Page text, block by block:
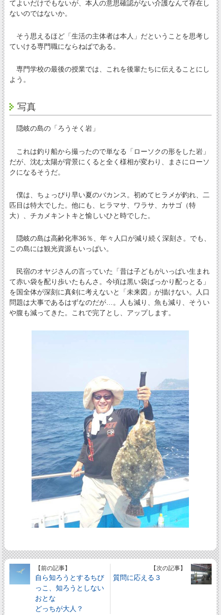
てよいだけでもないが、本人の意思確認がない介護なんて存在し
ないのではないか。
そう思えるほど「生活の主体者は本人」だということを思考し
ていける専門職にならねばである。
専門学校の最後の授業では、これを後輩たちに伝えることにし
よう。
写真
隠岐の島の「ろうそく岩」
これは釣り船から撮ったので単なる「ローソクの形をした岩」
だが、沈む太陽が背景にくると全く様相が変わり、まさにローソ
クになるそうだ。
僕は、ちょっぴり早い夏のバカンス。初めてヒラメが釣れ、二
匹目は特大でした。他にも、ヒラマサ、ワラサ、カサゴ（特
大）、チカメキントキと愉しいひと時でした。
隠岐の島は高齢化率36％、年々人口が減り続く深刻さ。でも、
この島には観光資源もいっぱい。
民宿のオヤジさんの言っていた「昔は子どもがいっぱい生まれ
て赤い袋を配り歩いたもんさ。今頃は黒い袋ばっかり配っとる」
を国全体が深刻に真剣に考えないと「未来図」が描けない。人口
問題は大事であるはずなのだが…。人も減り、魚も減り、そうい
や腹も減ってきた。これで完了とし、アップします。
【前の記事】
自ら知ろうとするちび
っこ、知ろうとしない
おとな
どっちが大人？
【次の記事】
質問に応える３